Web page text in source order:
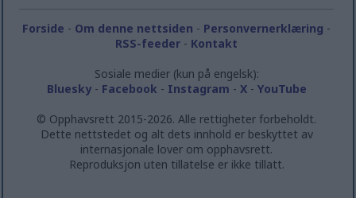
Forside - Om denne nettsiden - Personvernerklæring -
RSS-feeder - Kontakt
Sosiale medier (kun på engelsk):
Bluesky- Facebook - Instagram - X- YouTube
© Opphavsrett 2015-2026. Alle rettigheter forbeholdt.
Dette nettstedet og alt dets innhold er beskyttet av
internasjonale lover om opphavsrett.
Reproduksjon uten tillatelse er ikke tillatt.